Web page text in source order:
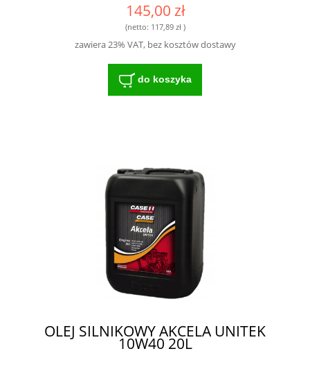
145,00 zł
(netto: 117,89 zł)
zawiera 23% VAT, bez kosztów dostawy
do koszyka
OLEJ SILNIKOWY AKCELA UNITEK
10W40 20L